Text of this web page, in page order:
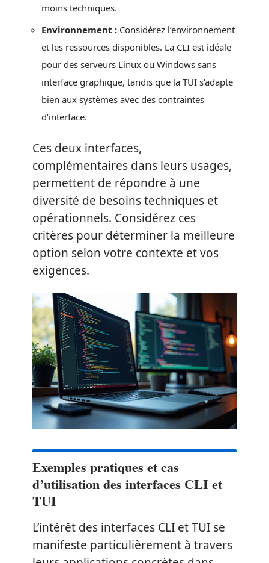
moins techniques.
Environnement : Considérez l’environnement
et les ressources disponibles. La CLI est idéale
pour des serveurs Linux ou Windows sans
interface graphique, tandis que la TUI s’adapte
bien aux systèmes avec des contraintes
d’interface.
Ces deux interfaces,
complémentaires dans leurs usages,
permettent de répondre à une
diversité de besoins techniques et
opérationnels. Considérez ces
critères pour déterminer la meilleure
option selon votre contexte et vos
exigences.
Exemples pratiques et cas
d’utilisation des interfaces CLI et
TUI
L’intérêt des interfaces CLI et TUI se
manifeste particulièrement à travers